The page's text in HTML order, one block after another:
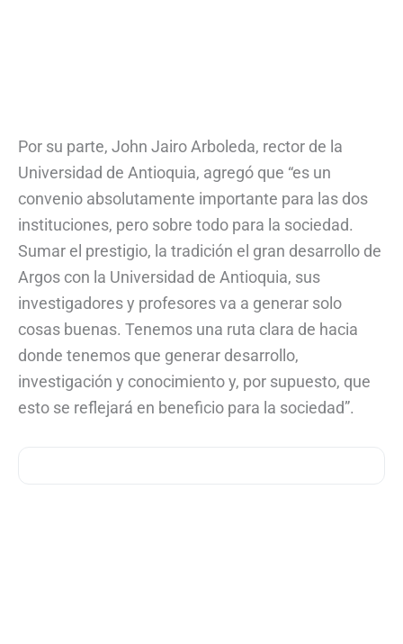
Por su parte, John Jairo Arboleda, rector de la
Universidad de Antioquia, agregó que “es un
convenio absolutamente importante para las dos
instituciones, pero sobre todo para la sociedad.
Sumar el prestigio, la tradición el gran desarrollo de
Argos con la Universidad de Antioquia, sus
investigadores y profesores va a generar solo
cosas buenas. Tenemos una ruta clara de hacia
donde tenemos que generar desarrollo,
investigación y conocimiento y, por supuesto, que
esto se reflejará en beneficio para la sociedad”.